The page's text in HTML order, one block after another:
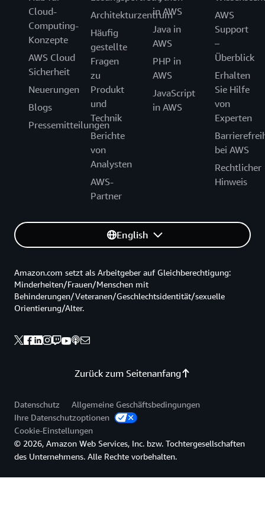
Naher Osten (Dubai, VAE)
Israel (Tel Aviv)
Format (CSV, JSON,
Datenexporte
AWS Data Exports
wiederkehrende
Exporte in CSV oder
VM-Übertragbarkeit
und Citrix Xen
Container-
Amazon ECR speichert
Bilder im Standard-
Cloud-
Computing-
Konzepte
AWS Cloud
Sicherheit
Neuerungen
Blogs
Pressemitteilungen
Architekturzentrum
Häufig
gestellte
Fragen
zu
Produkt
und
Technik
Berichte
von
Analysten
AWS-
Partner
in AWS
Java in
AWS
PHP in
AWS
JavaScript
in AWS
AWS
Support
–
Überblick
Erhalten
Sie Hilfe
von
Experten
bei AWS
Rechtlicher
Hinweis
English
Zurück zum Seitenanfang
Amazon.com setzt als Arbeitgeber auf Gleichberechtigung:
Minderheiten/Frauen/Menschen mit
Behinderungen/Veteranen/Geschlechtsidentität/sexuelle
Orientierung/Alter.
Datenschutz
Allgemeine Geschäftsbedingungen
Ihre Datenschutzoptionen
Cookie-Einstellungen
© 2026, Amazon Web Services, Inc. bzw. Tochtergesellschaften
des Unternehmens. Alle Rechte vorbehalten.